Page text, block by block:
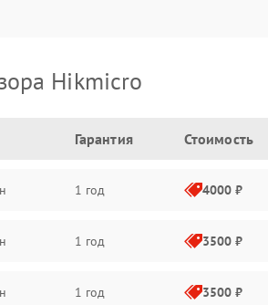
Hikmicro
Гарантия Стоимость
1 год 4000 ₽
1 год 3500 ₽
1 год 3500 ₽